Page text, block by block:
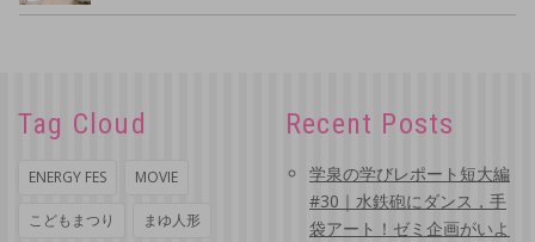
Tag Cloud
ENERGY FES MOVIE
こどもまつり まゆ人形
Recent Posts
学泉の学びレポート短大編
#30｜水鉄砲にダンス，手
袋アート！ゼミ企画がいよ